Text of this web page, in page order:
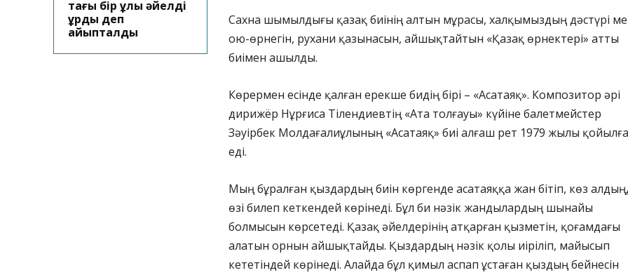
тағы бір ұлы әйелді
ұрды деп
айыпталды
Сахна шымылдығы қазақ биінің алтын мұрасы, халқымыздың дәстүрі
ою-өрнегін, рухани қазынасын, айшықтайтын «Қазақ өрнектері» атты
биімен ашылды.
Көрермен есінде қалған ерекше бидің бірі – «Асатаяқ». Композитор әрі
дирижёр Нұрғиса Тілендиевтің «Ата толғауы» күйіне балетмейстер
Зәуірбек Молдағалиұлының «Асатаяқ» биі алғаш рет 1979 жылы
еді.
Мың бұралған қыздардың биін көргенде асатаяққа жан бітіп, көз
өзі билеп кеткендей көрінеді. Бұл би нәзік жандылардың шынайы
болмысын көрсетеді. Қазақ әйелдерінің атқарған қызметін, қоғамдағы
алатын орнын айшықтайды. Қыздардың нәзік қолы иіріліп, майысып
кететіндей көрінеді. Алайда бұл қимыл аспап ұстаған қыздың бейнесін